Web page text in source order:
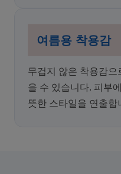
여름용 착용감
무겁지 않은 착용감으
을 수 있습니다. 피부
뜻한 스타일을 연출합